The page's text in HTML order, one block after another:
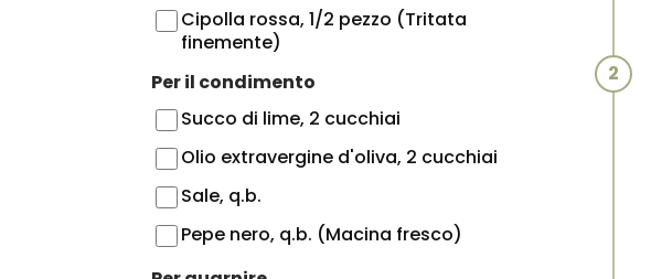
Cipolla rossa, 1/2 pezzo (Tritata
finemente)
Per il condimento
Succo di lime, 2 cucchiai
Olio extravergine d'oliva, 2 cucchiai
Sale, q.b.
Pepe nero, q.b. (Macina fresco)
2